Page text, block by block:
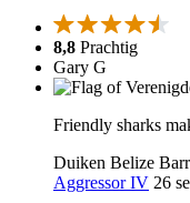
8,8 Prachtig
Gary G
Friendly sharks
Duiken Belize
Aggressor IV 26